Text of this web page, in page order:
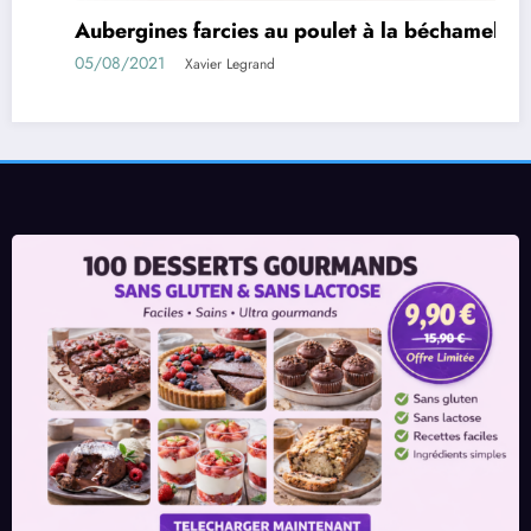
farcies au poulet à la béchamel
Xavier Legrand